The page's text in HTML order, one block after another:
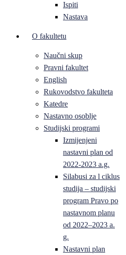
Ispiti
Nastava
O fakultetu
Naučni skup
Pravni fakultet
English
Rukovodstvo fakulteta
Katedre
Nastavno osoblje
Studijski programi
Izmijenjeni
nastavni plan od
2022-2023 a.g.
Silabusi za l ciklus
studija – studijski
program Pravo po
nastavnom planu
od 2022–2023 a.
g.
Nastavni plan